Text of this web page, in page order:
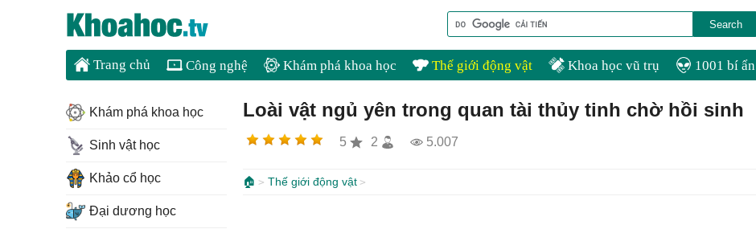
Trang chủ Công nghệ Khám phá khoa học Thế giới động vật Khoa học vũ trụ 1001 bí ẩn
Loài vật ngủ yên trong quan tài thủy tinh chờ hồi sinh
5 2 5.007
🏠 Thế giới động vật
Khám phá khoa học
Sinh vật học
Khảo cổ học
Đại dương học